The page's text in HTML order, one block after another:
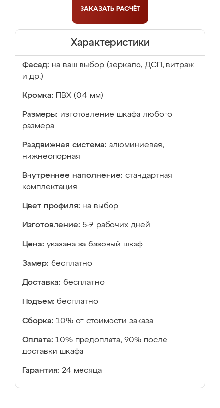
ЗАКАЗАТЬ РАСЧЁТ
Характеристики
Фасад: на ваш выбор (зеркало, ДСП, витраж
и др.)
Кромка: ПВХ (0,4 мм)
Размеры: изготовление шкафа любого
размера
Раздвижная система: алюминиевая,
нижнеопорная
Внутреннее наполнение: стандартная
комплектация
Цвет профиля: на выбор
Изготовление: 5-7 рабочих дней
Цена: указана за базовый шкаф
Замер: бесплатно
Доставка: бесплатно
Подъём: бесплатно
Сборка: 10% от стоимости заказа
Оплата: 10% предоплата, 90% после
доставки шкафа
Гарантия: 24 месяца